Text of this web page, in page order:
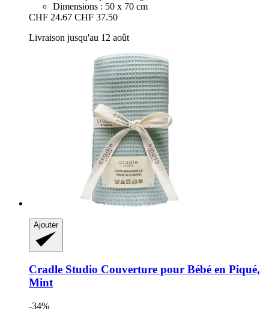
Dimensions : 50 x 70 cm
CHF 24.67 CHF 37.50
Livraison jusqu'au 12 août
Ajouter
Cradle Studio Couverture pour Bébé en Piqué,
Mint
-34%